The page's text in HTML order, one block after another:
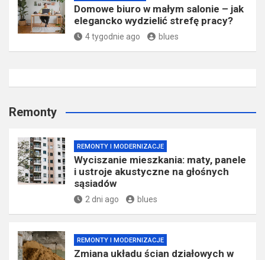
Domowe biuro w małym salonie – jak
elegancko wydzielić strefę pracy?
4 tygodnie ago blues
Remonty
REMONTY I MODERNIZACJE
Wyciszanie mieszkania: maty, panele
i ustroje akustyczne na głośnych
sąsiadów
2 dni ago blues
REMONTY I MODERNIZACJE
Zmiana układu ścian działowych w